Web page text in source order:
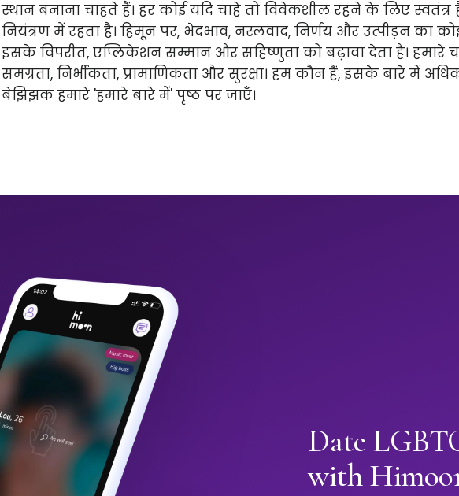
स्थान बनाना चाहते हैं। हर कोई यदि चाहे तो विवेकशील रहने के लिए
नियंत्रण में रहता है। हिमून पर, भेदभाव, नस्लवाद, निर्णय और उत्पीड़न का
इसके विपरीत, एप्लिकेशन सम्मान और सहिष्णुता को बढ़ावा देता है। हमारे
समग्रता, निर्भीकता, प्रामाणिकता और सुरक्षा। हम कौन हैं, इसके बारे में
बेझिझक हमारे 'हमारे बारे में' पृष्ठ पर जाएँ।
Date
with